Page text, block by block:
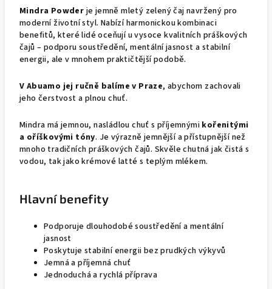
Mindra Powderje jemně mletý zelený čaj navržený pro
moderní životní styl. Nabízí harmonickou kombinaci
benefitů, které lidé oceňují u vysoce kvalitních práškových
čajů – podporu soustředění, mentální jasnost a stabilní
energii, ale v mnohem praktičtější podobě.
V Abuamo jej ručně balíme v Praze, abychom zachovali
jeho čerstvost a plnou chuť.
Mindra má jemnou, nasládlou chuť s příjemnými kořenitými
a oříškovými tóny. Je výrazně jemnější a přístupnější než
mnoho tradičních práškových čajů. Skvěle chutná jak čistá s
vodou, tak jako krémové latté s teplým mlékem.
Hlavní benefity
Podporuje dlouhodobé soustředění a mentální
jasnost
Poskytuje stabilní energii bez prudkých výkyvů
Jemná a příjemná chuť
Jednoduchá a rychlá příprava